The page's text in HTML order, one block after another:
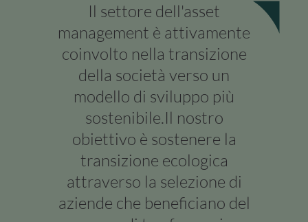
Il settore dell'asset
management è attivamente
coinvolto nella transizione
della società verso un
modello di sviluppo più
sostenibile.Il nostro
obiettivo è sostenere la
transizione ecologica
attraverso la selezione di
aziende che beneficiano del